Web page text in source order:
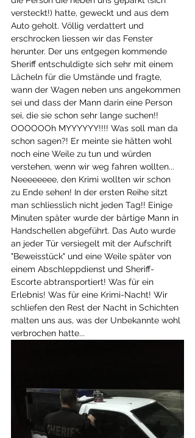
versteckt!) hatte, geweckt und aus dem
Auto geholt. Völlig verdattert und
erschrocken liessen wir das Fenster
herunter. Der uns entgegen kommende
Sheriff entschuldigte sich sehr mit einem
Lächeln für die Umstände und fragte,
wann der Wagen neben uns angekommen
sei und dass der Mann darin eine Person
sei, die sie schon sehr lange suchen!!
OOOOOOh MYYYYYY!!!! Was soll man da
schon sagen?! Er meinte sie hätten wohl
noch eine Weile zu tun und würden
verstehen, wenn wir weg fahren wollten...
Neeeeeeee, den Krimi wollten wir schon
zu Ende sehen! In der ersten Reihe sitzt
man schliesslich nicht jeden Tag!! Einige
Minuten später wurde der bärtige Mann in
Handschellen abgeführt. Das Auto wurde
an jeder Tür versiegelt mit der Aufschrift
"Beweisstück" und eine Weile später von
einem Abschleppdienst und Sheriff-
Escorte abtransportiert! Was für ein
Erlebnis! Was für eine Krimi-Nacht! Wir
schliefen den Rest der Nacht in Schichten
malten uns aus, was der Unbekannte wohl
verbrochen hatte...